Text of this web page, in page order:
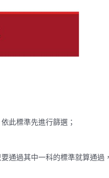
此標準先進行篩選；
通過其中一科的標準就算通